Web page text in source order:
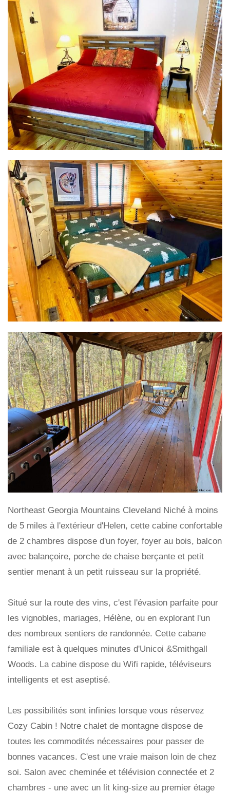
Northeast Georgia Mountains Cleveland Niché à moins
de 5 miles à l'extérieur d'Helen, cette cabine confortable
de 2 chambres dispose d'un foyer, foyer au bois, balcon
avec balançoire, porche de chaise berçante et petit
sentier menant à un petit ruisseau sur la propriété.
Situé sur la route des vins, c'est l'évasion parfaite pour
les vignobles, mariages, Hélène, ou en explorant l'un
des nombreux sentiers de randonnée. Cette cabane
familiale est à quelques minutes d'Unicoi &Smithgall
Woods. La cabine dispose du Wifi rapide, téléviseurs
intelligents et est aseptisé.
Les possibilités sont infinies lorsque vous réservez
Cozy Cabin ! Notre chalet de montagne dispose de
toutes les commodités nécessaires pour passer de
bonnes vacances. C'est une vraie maison loin de chez
soi. Salon avec cheminée et télévision connectée et 2
chambres - une avec un lit king-size au premier étage